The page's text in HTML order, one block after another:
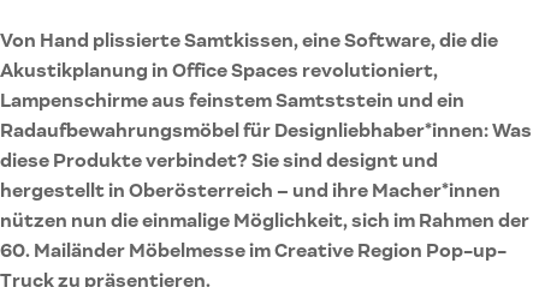
Von Hand plissierte Samtkissen, eine Software, die die
Akustikplanung in Office Spaces revolutioniert,
Lampenschirme aus feinstem Samtststein und ein
Radaufbewahrungsmöbel für Designliebhaber*innen: Was
diese Produkte verbindet? Sie sind designt und
hergestellt in Oberösterreich – und ihre Macher*innen
nützen nun die einmalige Möglichkeit, sich im Rahmen der
60. Mailänder Möbelmesse im Creative Region Pop-up-
Truck zu präsentieren.